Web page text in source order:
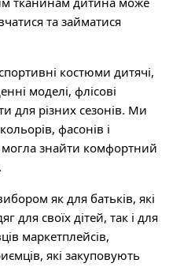
та займатися
костюми дитячі,
моделі, флісові
для різних сезонів. Ми
фасонів і
знайти комфортний
як для батьків, які
для своїх дітей, так і для
маркетплейсів,
які закуповують